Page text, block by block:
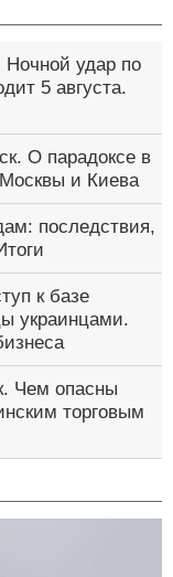
Ночной удар по
5 августа.
О парадоксе в
и Киева
последствия,
к базе
украинцами.
Чем опасны
торговым